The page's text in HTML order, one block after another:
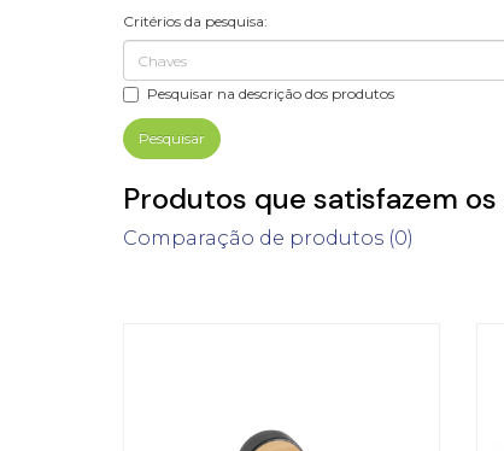
Critérios da pesquisa:
Pesquisar na descrição dos produtos
Produtos que satisfazem
Comparação de produtos (0)